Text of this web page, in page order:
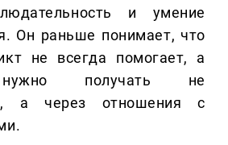
и умение
Он раньше понимает, что
не всегда помогает, а
нужно получать не
а через отношения с